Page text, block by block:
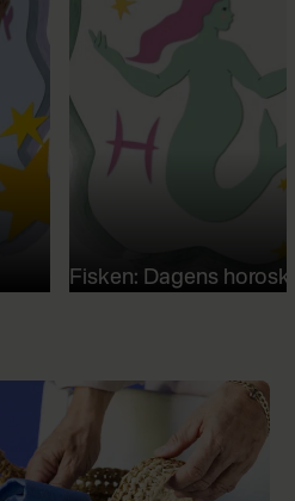
Fisken: Dagens